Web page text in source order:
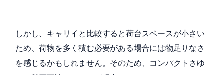
しかし、キャリイと比較すると荷台スペースが小さい
ため、荷物を多く積む必要がある場合には物足りなさ
を感じるかもしれません。そのため、コンパクトさゆ